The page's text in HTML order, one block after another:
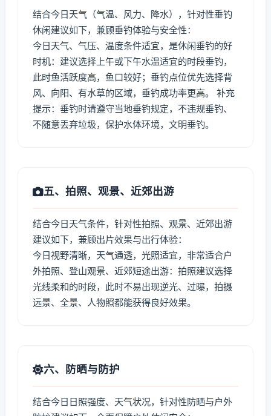
结合今日天气（气温、风力、降水），针对性垂钓
休闲建议如下，兼顾垂钓体验与安全性：
今日天气、气压、温度条件适宜，是休闲垂钓的好
时机：建议选择上午或下午水温适宜的时段垂钓，
此时鱼活跃度高，鱼口较好；垂钓点位优先选择背
风、向阳、有水草的区域，垂钓成功率更高。 补充
提示：垂钓时请遵守当地垂钓规定，不违规垂钓、
不随意丢弃垃圾，保护水体环境，文明垂钓。
五、拍照、观景、近郊出游
结合今日天气条件，针对性拍照、观景、近郊出游
建议如下，兼顾出片效果与出行体验：
今日视野清晰，天气通透，光照适宜，非常适合户
外拍照、登山观景、近郊短途出游：拍照建议选择
光线柔和的时段，此时不易出现逆光、过曝，拍摄
远景、全景、人物照都能获得良好效果。
六、防晒与防护
结合今日日照强度、天气状况，针对性防晒与户外